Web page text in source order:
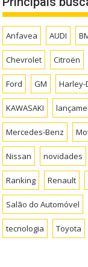
Anfavea AUDI
Chevrolet Citroën
Ford GM
KAWASAKI
Mercedes-Benz
Nissan novidades
Ranking Renault
Salão do Automóvel
tecnologia Toyota